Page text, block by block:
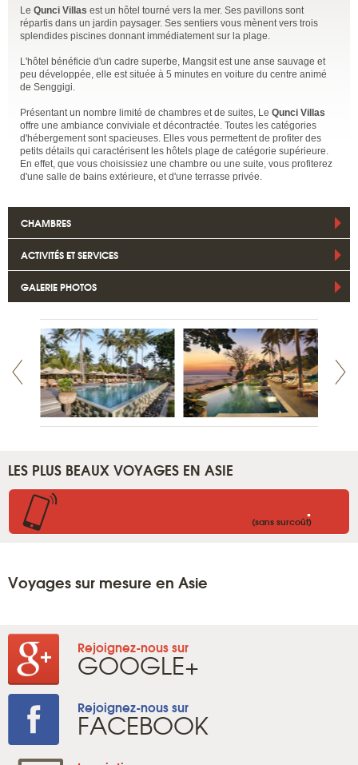
Le Qunci Villas est un hôtel tourné vers la mer. Ses pavillons sont
répartis dans un jardin paysager. Ses sentiers vous mènent vers trois
splendides piscines donnant immédiatement sur la plage.
L'hôtel bénéficie d'un cadre superbe, Mangsit est une anse sauvage et
peu développée, elle est située à 5 minutes en voiture du centre animé
de Senggigi.
Présentant un nombre limité de chambres et de suites, Le Qunci Villas
offre une ambiance conviviale et décontractée. Toutes les catégories
d'hébergement sont spacieuses. Elles vous permettent de profiter des
petits détails qui caractérisent les hôtels plage de catégorie supérieure.
En effet, que vous choisissiez une chambre ou une suite, vous profiterez
d'une salle de bains extérieure, et d'une terrasse privée.
CHAMBRES
ACTIVITÉS ET SERVICES
GALERIE PHOTOS
LES PLUS BEAUX VOYAGES EN ASIE
.
(sans surcoût)
Voyages sur mesure en Asie
Rejoignez-nous sur
GOOGLE+
Rejoignez-nous sur
FACEBOOK